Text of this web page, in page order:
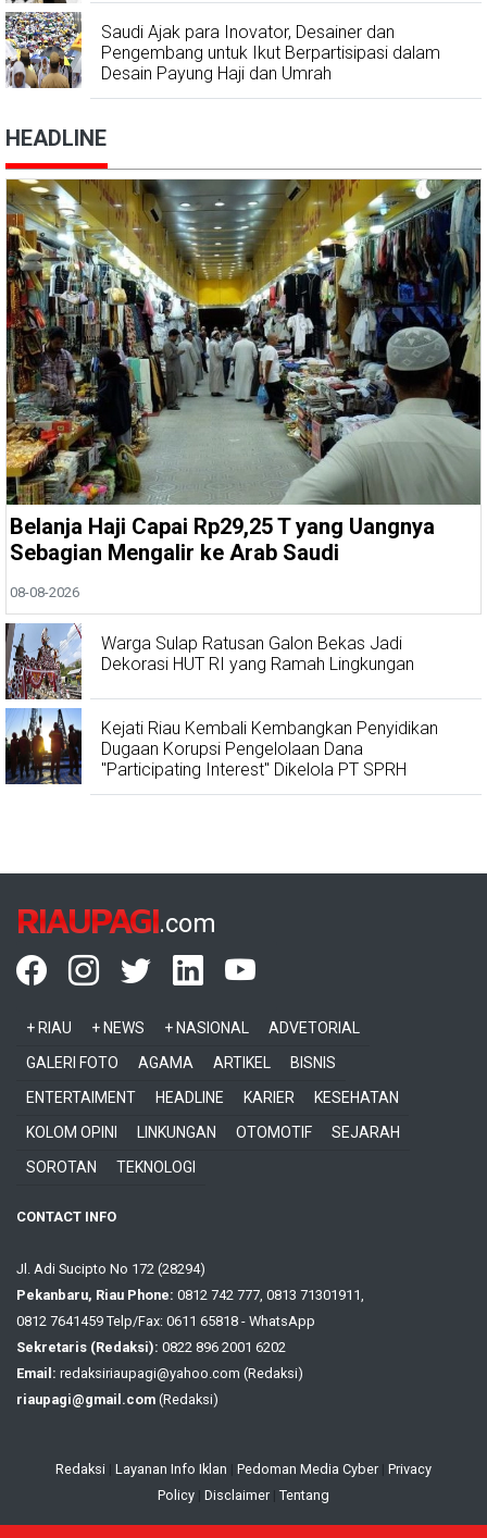
Saudi Ajak para Inovator, Desainer dan
Pengembang untuk Ikut Berpartisipasi dalam
Desain Payung Haji dan Umrah
HEADLINE
Belanja Haji Capai Rp29,25 T yang Uangnya
Sebagian Mengalir ke Arab Saudi
08-08-2026
Warga Sulap Ratusan Galon Bekas Jadi
Dekorasi HUT RI yang Ramah Lingkungan
Kejati Riau Kembali Kembangkan Penyidikan
Dugaan Korupsi Pengelolaan Dana
"Participating Interest" Dikelola PT SPRH
RIAUPAGI.com
+ RIAU + NEWS + NASIONAL
ADVETORIAL
GALERI FOTO
AGAMA ARTIKEL
BISNIS
ENTERTAIMENT
HEADLINE KARIER
KESEHATAN
KOLOM OPINI
LINKUNGAN OTOMOTIF
SEJARAH
SOROTAN
TEKNOLOGI
CONTACT INFO
Jl. Adi Sucipto No 172 (28294)
Pekanbaru, Riau Phone: 0812 742 777, 0813 71301911,
0812 7641459 Telp/Fax: 0611 65818 - WhatsApp
Sekretaris (Redaksi): 0822 896 2001 6202
Email: redaksiriaupagi@yahoo.com (Redaksi)
riaupagi@gmail.com (Redaksi)
Redaksi Layanan Info Iklan Pedoman Media Cyber Privacy
Policy Disclaimer Tentang